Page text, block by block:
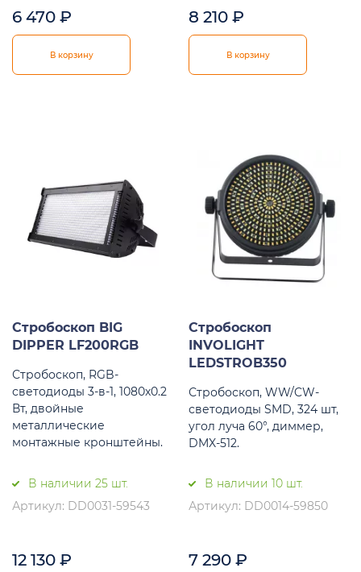
6 470 ₽
В корзину
8 210 ₽
В корзину
Стробоскоп BIG
DIPPER LF200RGB
Стробоскоп, RGB-
светодиоды 3-в-1, 1080х0.2
Вт, двойные
металлические
монтажные кронштейны.
В наличии 25 шт.
Артикул: DD0031-59543
12 130 ₽
Стробоскоп
INVOLIGHT
LEDSTROB350
Стробоскоп, WW/CW-
светодиоды SMD, 324 шт,
угол луча 60°, диммер,
DMX-512.
В наличии 10 шт.
Артикул: DD0014-59850
7 290 ₽